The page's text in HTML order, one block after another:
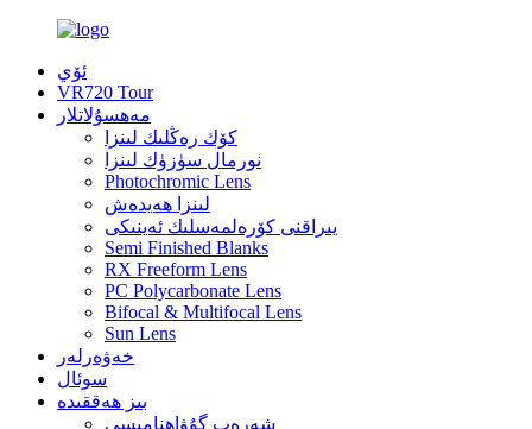
ئۆي
VR720 Tour
مەھسۇلاتلار
كۆك رەڭلىك لىنزا
نورمال سۈزۈك لىنزا
Photochromic Lens
لىنزا ھەيدەش
يىراقنى كۆرەلمەسلىك ئەينىكى
Semi Finished Blanks
RX Freeform Lens
PC Polycarbonate Lens
Bifocal & Multifocal Lens
Sun Lens
خەۋەرلەر
سوئال
بىز ھەققىدە
شەرەپ گۇۋاھنامىسى